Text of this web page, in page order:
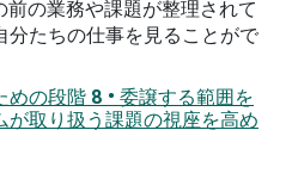
前の業務や課題が整理されて
分たちの仕事を見ることがで
めの段階 8 • 委譲する範囲を
が取り扱う課題の視座を高め